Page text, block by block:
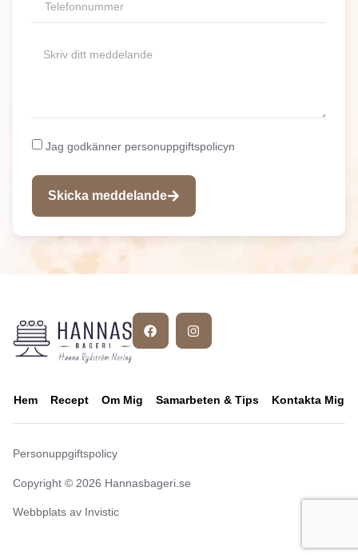
Jag godkänner personuppgiftspolicyn
Skicka meddelande
Hem Recept Om Mig Samarbeten & Tips Kontakta Mig
Personuppgiftspolicy
Copyright © 2026 Hannasbageri.se
Webbplats av Invistic